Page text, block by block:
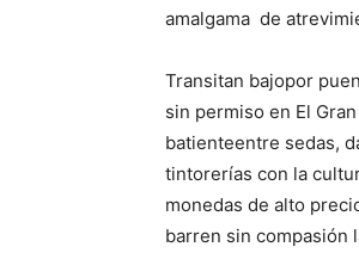
amalgama de
Transitan bajopor
sin permiso en El
batienteentre sedas,
tintorerías con la
monedas de alto
barren sin compasión